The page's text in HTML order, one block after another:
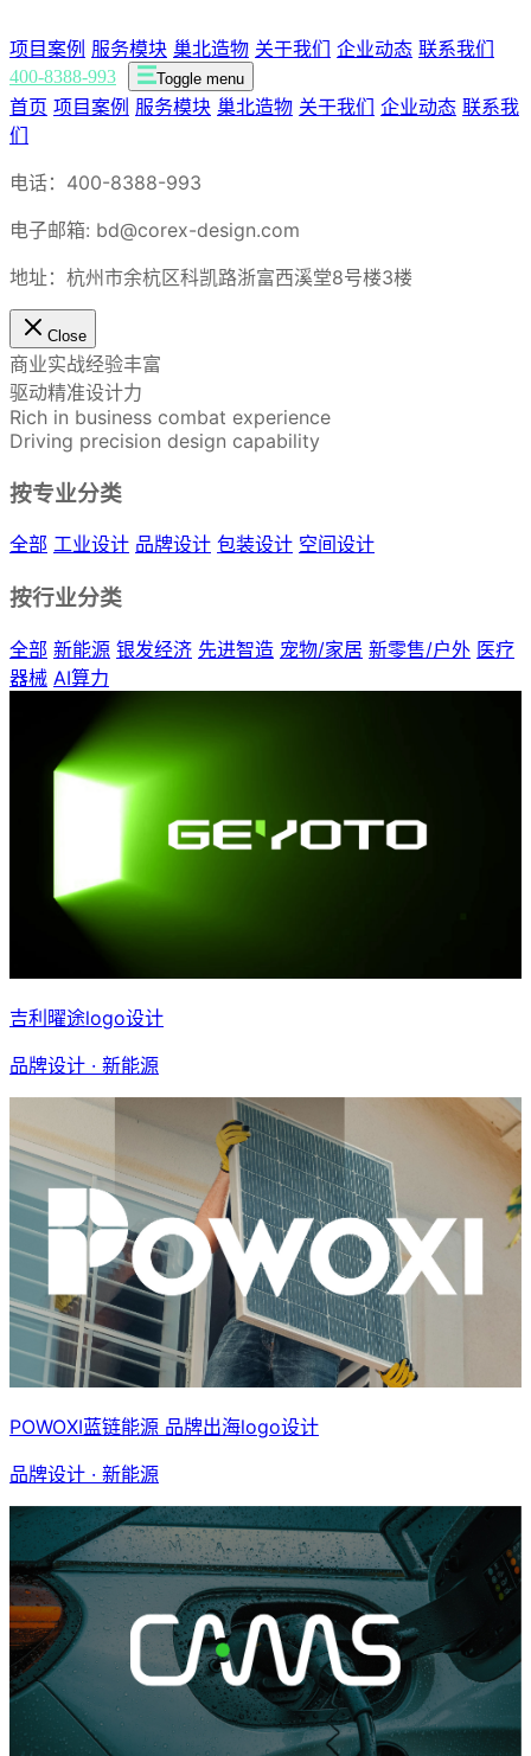
项目案例 服务模块 巢北造物 关于我们 企业动态 联系我们
400-8388-993 Toggle menu
首页 项目案例 服务模块 巢北造物 关于我们 企业动态 联系我
们
电话：400-8388-993
电子邮箱: bd@corex-design.com
地址：杭州市余杭区科凯路浙富西溪堂8号楼3楼
Close
商业实战经验丰富
驱动精准设计力
Rich in business combat experience
Driving precision design capability
按专业分类
全部 工业设计 品牌设计 包装设计 空间设计
按行业分类
全部 新能源 银发经济 先进智造 宠物/家居 新零售/户外 医疗
器械 AI算力
吉利曜途logo设计
品牌设计 · 新能源
POWOXI蓝链能源 品牌出海logo设计
品牌设计 · 新能源